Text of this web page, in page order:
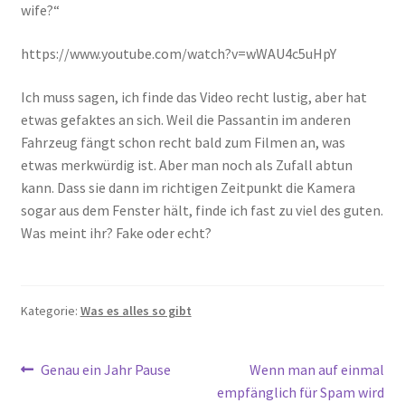
wife?“
https://www.youtube.com/watch?v=wWAU4c5uHpY
Ich muss sagen, ich finde das Video recht lustig, aber hat
etwas gefaktes an sich. Weil die Passantin im anderen
Fahrzeug fängt schon recht bald zum Filmen an, was
etwas merkwürdig ist. Aber man noch als Zufall abtun
kann. Dass sie dann im richtigen Zeitpunkt die Kamera
sogar aus dem Fenster hält, finde ich fast zu viel des guten.
Was meint ihr? Fake oder echt?
Kategorie: Was es alles so gibt
Beitragsnavigation
Vorheriger
Genau ein Jahr Pause
Nächster
Beitrag:
Wenn man auf einmal
empfänglich für Spam wird